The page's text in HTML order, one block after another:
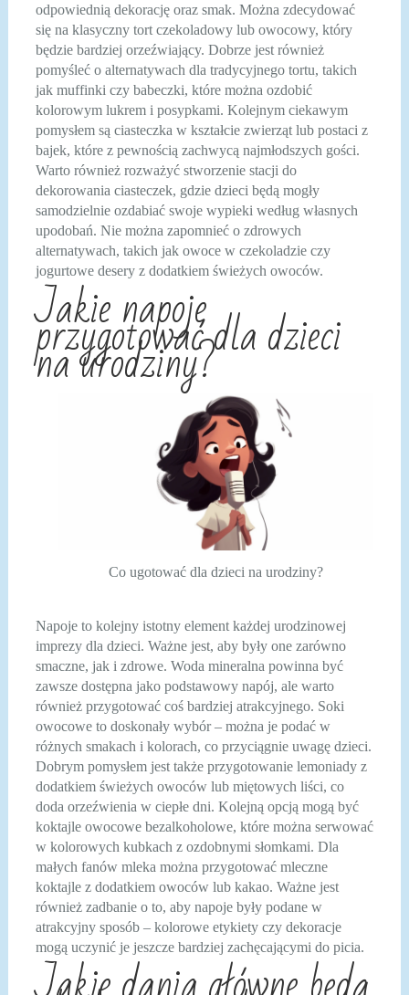
odpowiednią dekorację oraz smak. Można zdecydować
się na klasyczny tort czekoladowy lub owocowy, który
będzie bardziej orzeźwiający. Dobrze jest również
pomyśleć o alternatywach dla tradycyjnego tortu, takich
jak muffinki czy babeczki, które można ozdobić
kolorowym lukrem i posypkami. Kolejnym ciekawym
pomysłem są ciasteczka w kształcie zwierząt lub postaci z
bajek, które z pewnością zachwycą najmłodszych gości.
Warto również rozważyć stworzenie stacji do
dekorowania ciasteczek, gdzie dzieci będą mogły
samodzielnie ozdabiać swoje wypieki według własnych
upodobań. Nie można zapomnieć o zdrowych
alternatywach, takich jak owoce w czekoladzie czy
jogurtowe desery z dodatkiem świeżych owoców.
Jakie napoje
przygotować dla dzieci
na urodziny?
Co ugotować dla dzieci na urodziny?
Napoje to kolejny istotny element każdej urodzinowej
imprezy dla dzieci. Ważne jest, aby były one zarówno
smaczne, jak i zdrowe. Woda mineralna powinna być
zawsze dostępna jako podstawowy napój, ale warto
również przygotować coś bardziej atrakcyjnego. Soki
owocowe to doskonały wybór – można je podać w
różnych smakach i kolorach, co przyciągnie uwagę dzieci.
Dobrym pomysłem jest także przygotowanie lemoniady z
dodatkiem świeżych owoców lub miętowych liści, co
doda orzeźwienia w ciepłe dni. Kolejną opcją mogą być
koktajle owocowe bezalkoholowe, które można serwować
w kolorowych kubkach z ozdobnymi słomkami. Dla
małych fanów mleka można przygotować mleczne
koktajle z dodatkiem owoców lub kakao. Ważne jest
również zadbanie o to, aby napoje były podane w
atrakcyjny sposób – kolorowe etykiety czy dekoracje
mogą uczynić je jeszcze bardziej zachęcającymi do picia.